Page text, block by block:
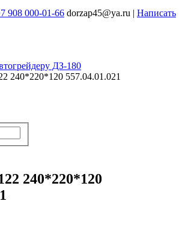
908 000-01-66 dorzap45@ya.ru | Написать
ДЗ-180
240*220*120 557.04.01.021
240*220*120